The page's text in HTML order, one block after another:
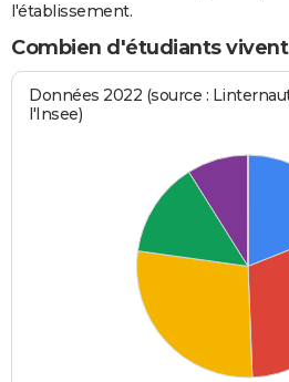
l'établissement.
Combien d'étudiants
Données 2022 (source :
l'Insee)